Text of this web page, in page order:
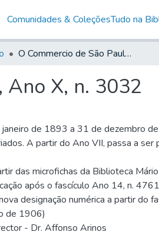
Comunidades & ColeçõesTudo na
O Commercio de São Paulo, 1902, Ano X, n. 3032
Ano X, n. 3032
de 1893 a 31 de dezembro
A partir do Ano VII, passa a ser
das microfichas da Biblioteca
após o fascículo Ano 14, n.
designação numérica a partir do
de 1906)
- Dr. Affonso Arinos